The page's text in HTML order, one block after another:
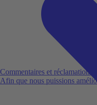
Commentaires et réclamations
Afin que nous puissions